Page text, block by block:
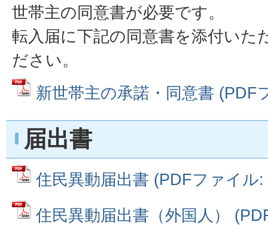
世帯主の同意書が必要です。
転入届に下記の同意書を添付いた
ださい。
新世帯主の承諾・同意書 (PDF
届出書
住民異動届出書 (PDFファイル
住民異動届出書（外国人）